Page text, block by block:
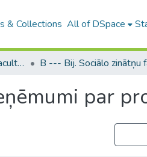
& Collections All of DSpace
B4 – LU fakultātes / Faculties of the UL
par